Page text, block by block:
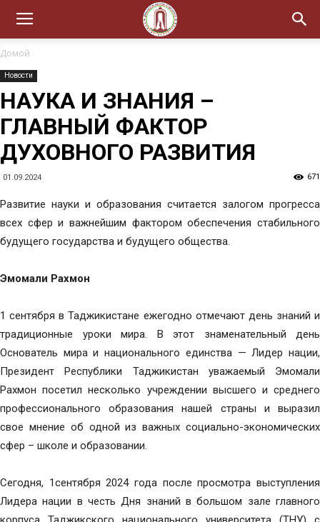
Домой
Новости
НАУКА И ЗНАНИЯ –
ГЛАВНЫЙ ФАКТОР
ДУХОВНОГО РАЗВИТИЯ
01.09.2024 671
Развитие науки и образования считается залогом прогресса
всех сфер и важнейшим фактором обеспечения стабильного
будущего государства и будущего общества.
Эмомали Рахмон
1 сентября в Таджикистане ежегодно отмечают день знаний и
традиционные уроки мира. В этот знаменательный день
Основатель мира и национального единства — Лидер нации,
Президент Республики Таджикистан уважаемый Эмомали
Рахмон посетил несколько учреждении высшего и среднего
профессионального образования нашей страны и выразил
свое мнение об одной из важных социально-экономических
сфер – школе и образовании.
Сегодня, 1сентября 2024 года после просмотра выступления
Лидера нации в честь Дня знаний в большом зале главного